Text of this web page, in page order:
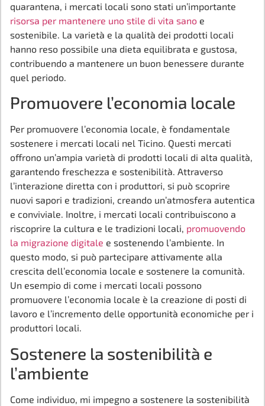
quarantena, i mercati locali sono stati un’importante
risorsa per mantenere uno stile di vita sano e
sostenibile. La varietà e la qualità dei prodotti locali
hanno reso possibile una dieta equilibrata e gustosa,
contribuendo a mantenere un buon benessere durante
quel periodo.
Promuovere l’economia locale
Per promuovere l’economia locale, è fondamentale
sostenere i mercati locali nel Ticino. Questi mercati
offrono un’ampia varietà di prodotti locali di alta qualità,
garantendo freschezza e sostenibilità. Attraverso
l’interazione diretta con i produttori, si può scoprire
nuovi sapori e tradizioni, creando un’atmosfera autentica
e conviviale. Inoltre, i mercati locali contribuiscono a
riscoprire la cultura e le tradizioni locali, promuovendo
la migrazione digitale e sostenendo l’ambiente. In
questo modo, si può partecipare attivamente alla
crescita dell’economia locale e sostenere la comunità.
Un esempio di come i mercati locali possono
promuovere l’economia locale è la creazione di posti di
lavoro e l’incremento delle opportunità economiche per i
produttori locali.
Sostenere la sostenibilità e
l’ambiente
Come individuo, mi impegno a sostenere la sostenibilità